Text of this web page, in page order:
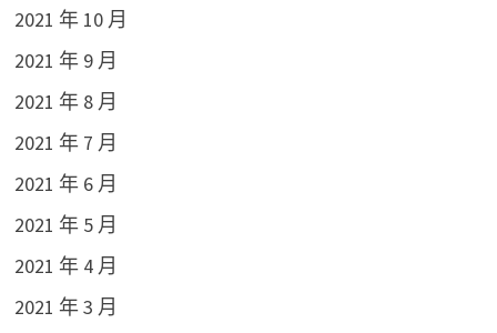
2021 年 10 月
2021 年 9 月
2021 年 8 月
2021 年 7 月
2021 年 6 月
2021 年 5 月
2021 年 4 月
2021 年 3 月